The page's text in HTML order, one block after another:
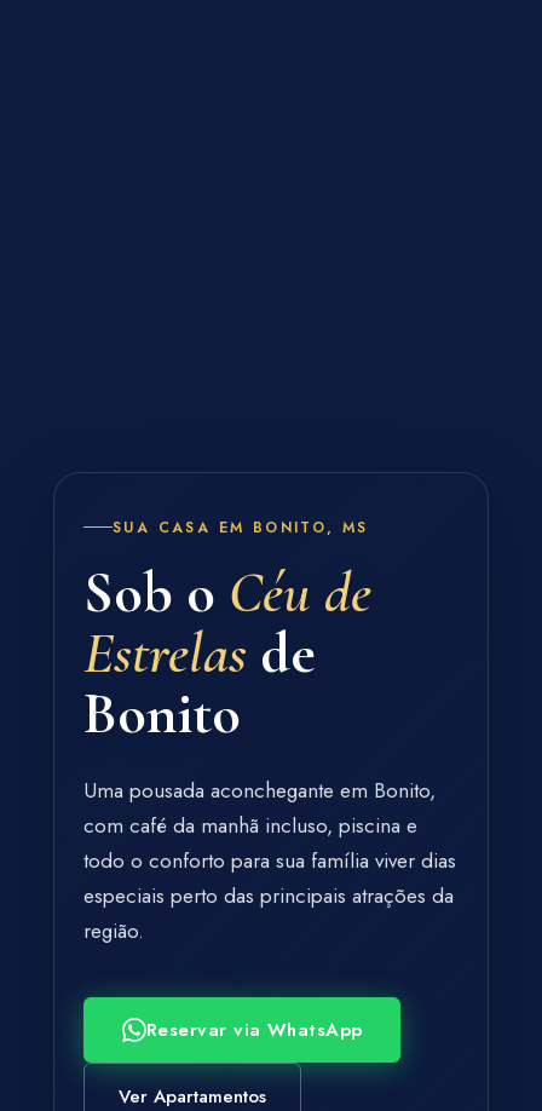
SUA CASA EM BONITO, MS
Sob o Céu de
Estrelas de
Bonito
Uma pousada aconchegante em Bonito,
com café da manhã incluso, piscina e
todo o conforto para sua família viver dias
especiais perto das principais atrações da
região.
Reservar via WhatsApp
Ver Apartamentos